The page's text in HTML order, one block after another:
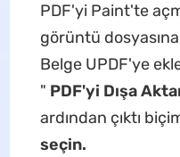
PDF'yi Paint'te
görüntü
Belge UPDF'ye
" PDF'yi Dışa
ardından çıktı
seçin.